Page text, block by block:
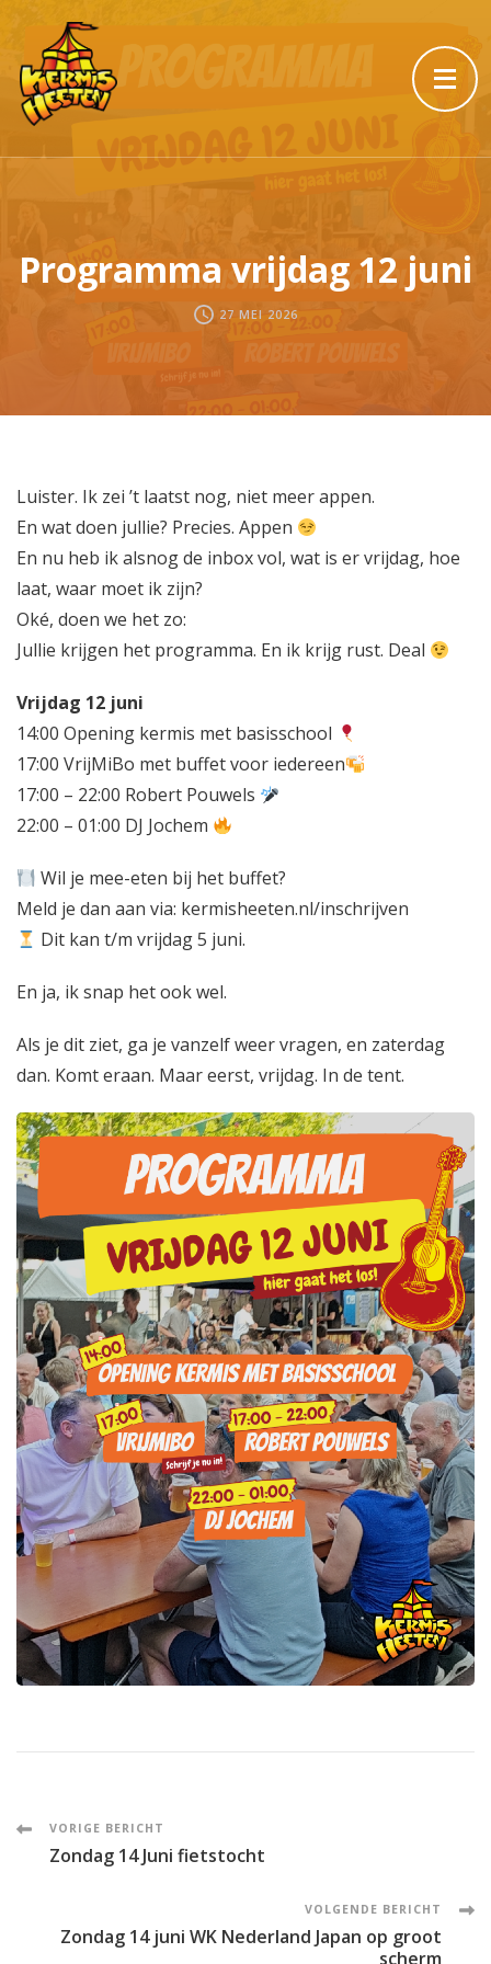
Programma vrijdag 12 juni
27 MEI 2026
Luister. Ik zei ’t laatst nog, niet meer appen.
En wat doen jullie? Precies. Appen
En nu heb ik alsnog de inbox vol, wat is er vrijdag, hoe
laat, waar moet ik zijn?
Oké, doen we het zo:
Jullie krijgen het programma. En ik krijg rust. Deal
Vrijdag 12 juni
14:00 Opening kermis met basisschool
17:00 VrijMiBo met buffet voor iedereen
17:00 – 22:00 Robert Pouwels
22:00 – 01:00 DJ Jochem
Wil je mee-eten bij het buffet?
Meld je dan aan via: kermisheeten.nl/inschrijven
Dit kan t/m vrijdag 5 juni.
En ja, ik snap het ook wel.
Als je dit ziet, ga je vanzelf weer vragen, en zaterdag
dan. Komt eraan. Maar eerst, vrijdag. In de tent.
Post
VORIGE BERICHT
Zondag 14 Juni fietstocht
VOLGENDE BERICHT
Zondag 14 juni WK Nederland Japan op groot
scherm